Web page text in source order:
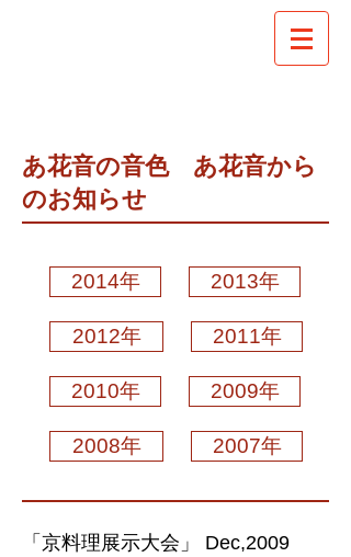
あ花音の音色 あ花音から
のお知らせ
2014年 2013年
2012年
2010年
2008年
2011年
2009年
2007年
「京料理展示大会」 Dec,2009